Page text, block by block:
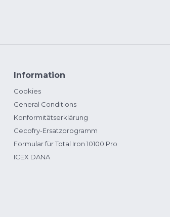
Information
Cookies
General Conditions
Konformitätserklärung
Cecofry-Ersatzprogramm
Formular für Total Iron 10100 Pro
ICEX DANA